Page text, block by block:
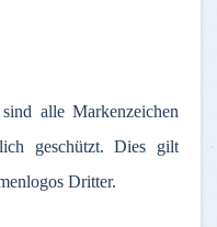
sind alle Markenzeichen
geschützt. Dies gilt
Dritter.